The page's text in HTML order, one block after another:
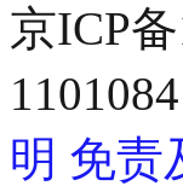
京ICP
明 免责